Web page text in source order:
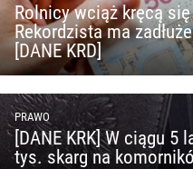
Rolnicy wciąż kręcą
Rekordzista ma
[DANE KRD]
PRAWO
[DANE KRK] W ciągu 5
tys. skarg na